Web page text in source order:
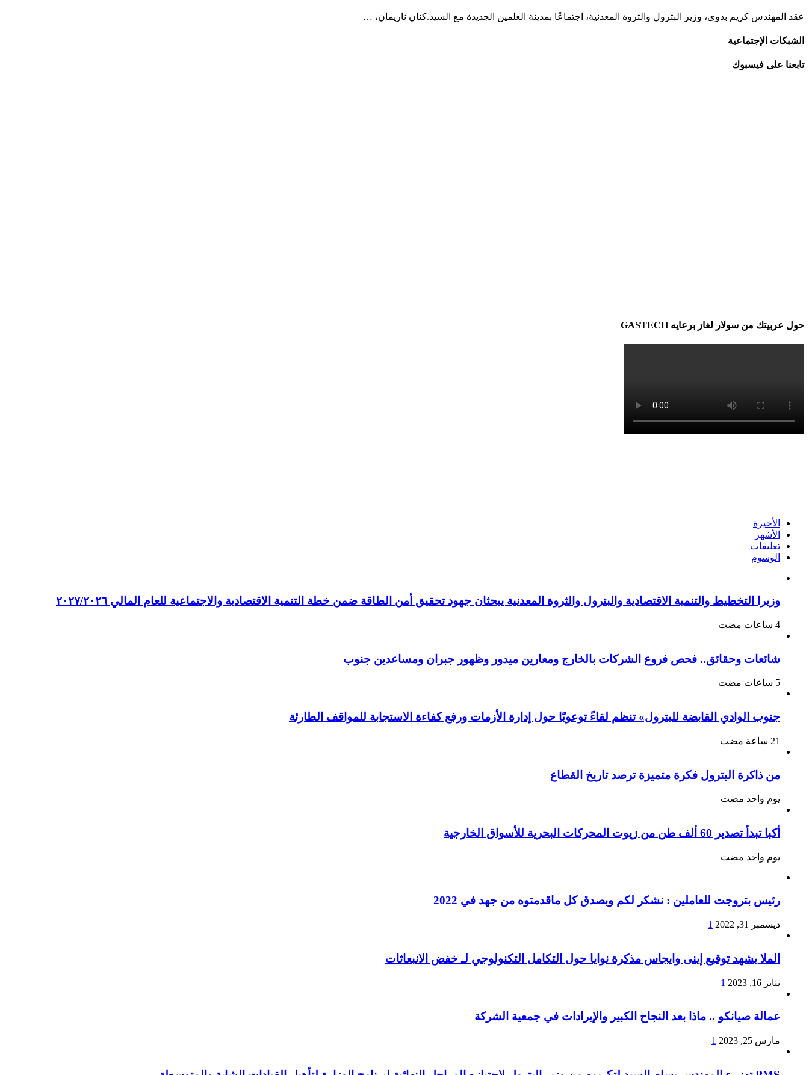
عقد المهندس كريم بدوي، وزير البترول والثروة المعدنية، اجتماعًا بمدينة العلمين الجديدة مع السيد.كنان ناريمان، …
الشبكات الإجتماعية
تابعنا على فيسبوك
حول عربيتك من سولار لغاز برعايه GASTECH
الأخيرة
الأشهر
تعليقات
الوسوم
وزيرا التخطيط والتنمية الاقتصادية والبترول والثروة المعدنية يبحثان جهود تحقيق أمن الطاقة ضمن خطة التنمية الاقتصادية والاجتماعية للعام المالي ٢٠٢٧/٢٠٢٦
شائعات وحقائق.. فحص فروع الشركات بالخارج ومعارين ميدور وظهور جبران ومساعدين جنوب
جنوب الوادي القابضة للبترول» تنظم لقاءً توعويًا حول إدارة الأزمات ورفع كفاءة الاستجابة للمواقف الطارئة
من ذاكرة البترول فكرة متميزة ترصد تاريخ القطاع
‏يوم واحد مضت
أكبا تبدأ تصدير 60 ألف طن من زيوت المحركات البحرية للأسواق الخارجية
‏يوم واحد مضت
رئيس بتروجت للعاملين : نشكر لكم وبصدق كل ماقدمتوه من جهد في 2022
ديسمبر 31, 2022 1
الملا يشهد توقيع إينى وايجاس مذكرة نوايا حول التكامل التكنولوجي لـ خفض الانبعاثات
يناير 16, 2023 1
عمالة صيانكو .. ماذا بعد النجاح الكبير والإيرادات في جمعية الشركة
مارس 25, 2023 1